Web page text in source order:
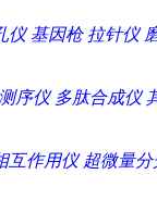
仪 基因枪 拉针仪
序仪 多肽合成仪
互作用仪 超微量